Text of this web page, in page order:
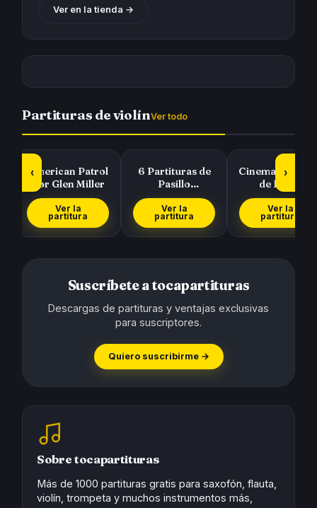
Ver en la tienda →
Partituras de violínVer todo
‹
American Patrol
por Glen Miller
Ver la
partitura
6 Partituras de
Pasillo
Colombiano de El
Cucarrón, La
Gat…
Ver la
partitura
Cinema
de Ennio
Morricone
Ver la
partitura
›
Suscríbete a tocapartituras
Descargas de partituras y ventajas exclusivas
para suscriptores.
Quiero suscribirme →
Sobre tocapartituras
Más de 1000 partituras gratis para saxofón, flauta,
violín, trompeta y muchos instrumentos más,